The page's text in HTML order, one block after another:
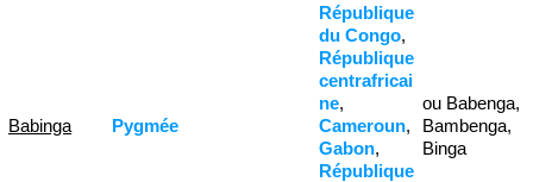
Babinga Pygmée
République
du Congo,
République
centrafricai
ne,
Cameroun,
Gabon,
République
ou Babenga,
Bambenga,
Binga